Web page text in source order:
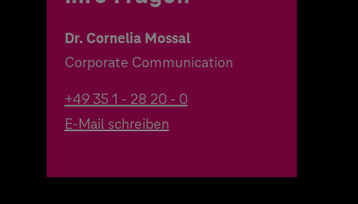
Dr. Cornelia Mossal
Corporate Communication
+49 35 1 - 28 20 - 0
E-Mail schreiben